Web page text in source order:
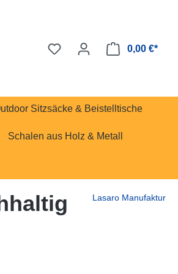
0,00 €*
Sitzsäcke & Beistelltische
Schalen aus Holz & Metall
Lasaro Manufaktur